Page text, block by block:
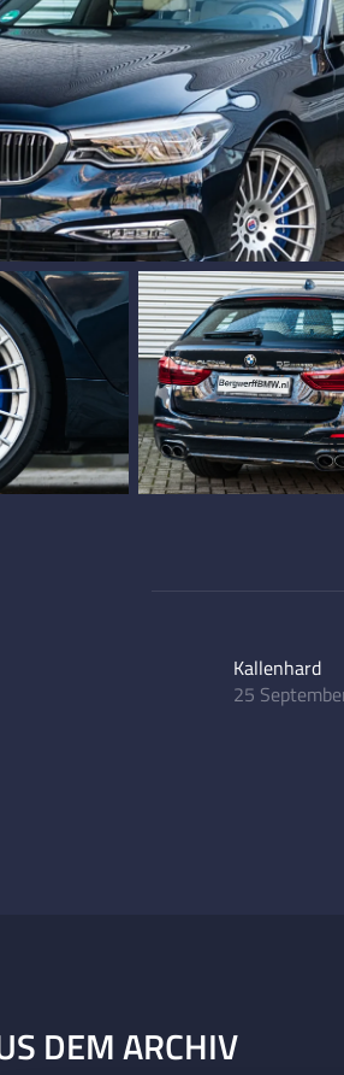
Kallenhard
25
DEM ARCHIV